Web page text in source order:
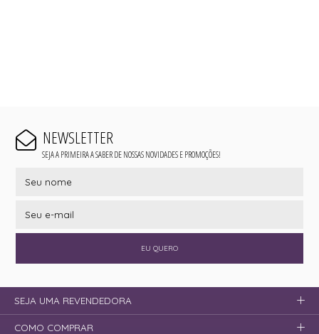
NEWSLETTER
SEJA A PRIMEIRA A SABER DE NOSSAS NOVIDADES E PROMOÇÕES!
EU QUERO
SEJA UMA REVENDEDORA
COMO COMPRAR